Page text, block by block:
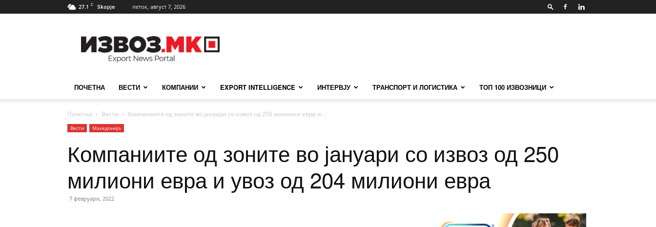
27.1 C Skopje петок, август 7, 2026
ПОЧЕТНА ВЕСТИ КОМПАНИИ EXPORT INTELLIGENCE ИНТЕРВЈУ ТРАНСПОРТ И ЛОГИСТИКА ТОП 100 ИЗВОЗНИЦИ
Почетна Вести Компаниите од зоните во јануари со извоз од 250 милиони евра и...
Вести Македонија
Компаниите од зоните во јануари со извоз од 250
милиони евра и увоз од 204 милиони евра
7 февруари, 2022